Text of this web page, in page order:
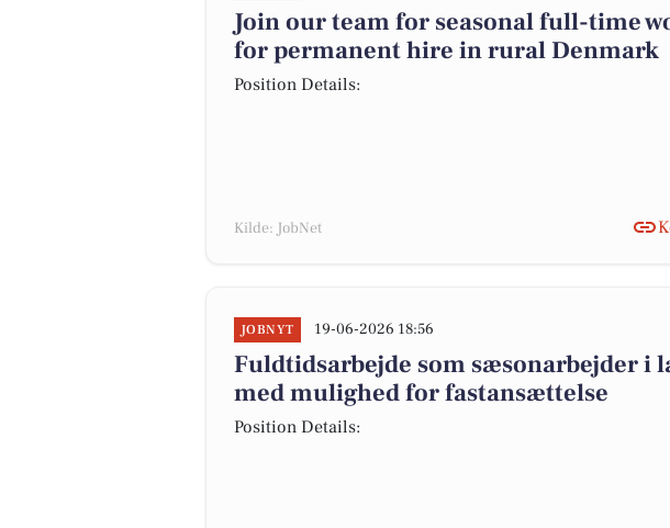
Join our team for seasonal full-time
for permanent hire in rural Denmark
Position Details:
Kilde: JobNet
JOBNYT 19-06-2026 18:56
Fuldtidsarbejde som sæsonarbejder i
med mulighed for fastansættelse
Position Details: